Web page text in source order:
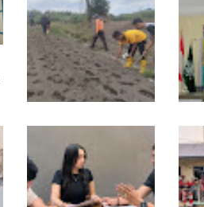
Dukung Swasembada
Entikong Tanam dan
Rawat Jagung Hibrida
di Demplot Entikong
Tapang
dan